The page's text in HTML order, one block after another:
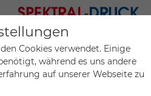
Mo.-Fr. 09:00-17:00
+49 (0)711 55 75 25
Cookies verwendet. Einige
während es uns andere
auf unserer Webseite zu